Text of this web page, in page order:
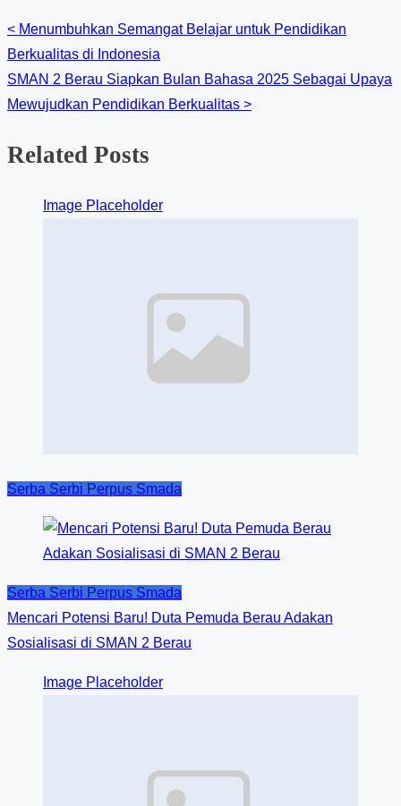
< Menumbuhkan Semangat Belajar untuk Pendidikan
Berkualitas di Indonesia
SMAN 2 Berau Siapkan Bulan Bahasa 2025 Sebagai Upaya
Mewujudkan Pendidikan Berkualitas >
Related Posts
Image Placeholder
Serba Serbi Perpus Smada
Serba Serbi Perpus Smada
Mencari Potensi Baru! Duta Pemuda Berau Adakan
Sosialisasi di SMAN 2 Berau
Image Placeholder